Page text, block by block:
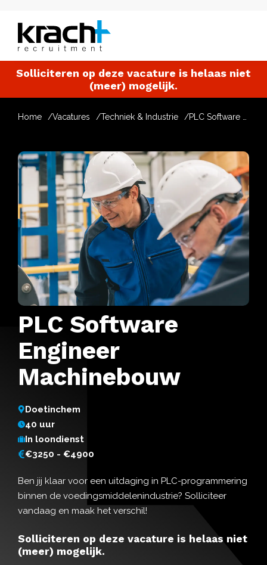
Solliciteren op deze vacature is helaas niet
(meer) mogelijk.
Home Vacatures Techniek & Industrie
PLC Software
Engineer
Machinebouw
Doetinchem
40 uur
In loondienst
€3250 - €4900
Ben jij klaar voor een uitdaging in PLC-programmering
binnen de voedingsmiddelenindustrie? Solliciteer
vandaag en maak het verschil!
Solliciteren op deze vacature is helaas niet
(meer) mogelijk.